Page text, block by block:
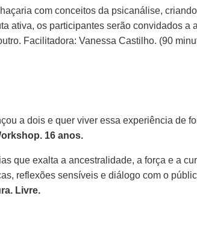
com conceitos da psicanálise,
ativa, os participantes serão convidados a
Facilitadora: Vanessa Castilho. (90
a dois e quer viver essa experiência de
16 anos.
que exalta a ancestralidade, a força e a
reflexões sensíveis e diálogo com o
Livre.